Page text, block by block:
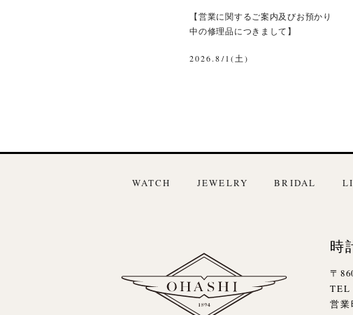
【営業に関するご案内及びお預かり
中の修理品につきまして】
2026.8/1(土)
WATCH JEWELRY BRIDAL
時
〒
TEL
営業